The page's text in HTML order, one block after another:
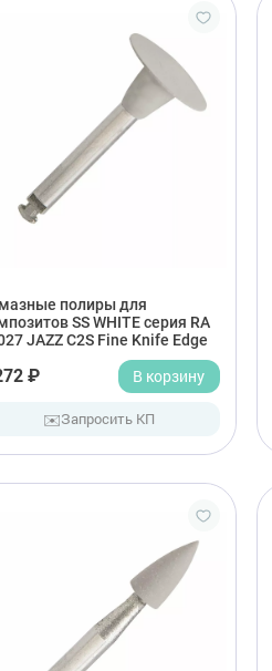
полиры для
SS WHITE серия RA
JAZZ C2S Fine Knife Edge
₽ В корзину
✉️Запросить КП